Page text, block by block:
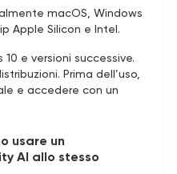
macOS, Windows
Apple Silicon e Intel.
e versioni successive.
Prima dell’uso,
e accedere con un
usare un
AI allo stesso